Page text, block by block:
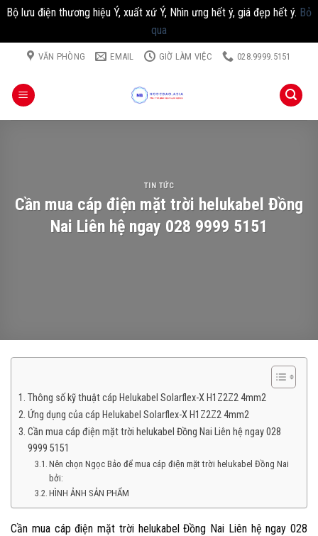
Bộ lưu điện thương hiệu Ý, xuất xứ Ý, Nhìn ưng hết ý, giá đẹp hết ý. Bỏ
qua
Chuyển
dung
VĂN PHÒNG EMAIL GIỜ LÀM VIỆC 028.9999.5151
TIN TỨC
Cần mua cáp điện mặt trời helukabel Đồng
Nai Liên hệ ngay 028 9999 5151
Thông số kỹ thuật cáp Helukabel Solarflex-X H1Z2Z2 4mm2
Ứng dụng của cáp Helukabel Solarflex-X H1Z2Z2 4mm2
Cần mua cáp điện mặt trời helukabel Đồng Nai Liên hệ ngay 028
9999 5151
Nên chọn Ngọc Bảo để mua cáp điện mặt trời helukabel Đồng Nai
bởi:
HÌNH ẢNH SẢN PHẨM
Cần mua cáp điện mặt trời helukabel Đồng Nai Liên hệ ngay 028